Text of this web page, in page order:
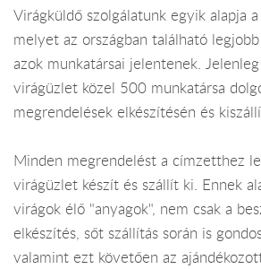
Virágküldő szolgálatunk egyik alapja
melyet az országban található
azok munkatársai jelentenek.
virágüzlet közel 500 munkatársa
megrendelések elkészítésén és
Minden megrendelést a címzetthez
virágüzlet készít és szállít ki. Ennek
virágok élő "anyagok", nem csak a
elkészítés, sőt szállítás során is
valamint ezt követően az